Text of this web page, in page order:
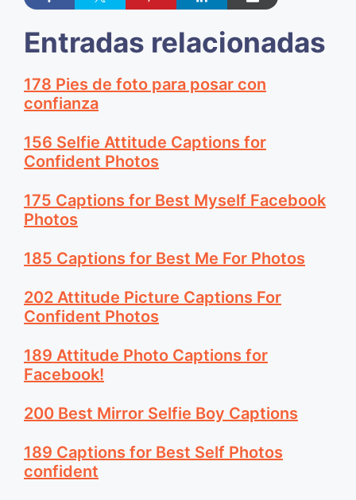
Entradas relacionadas
178 Pies de foto para posar con
confianza
156 Selfie Attitude Captions for
Confident Photos
175 Captions for Best Myself Facebook
Photos
185 Captions for Best Me For Photos
202 Attitude Picture Captions For
Confident Photos
189 Attitude Photo Captions for
Facebook!
200 Best Mirror Selfie Boy Captions
189 Captions for Best Self Photos
confident